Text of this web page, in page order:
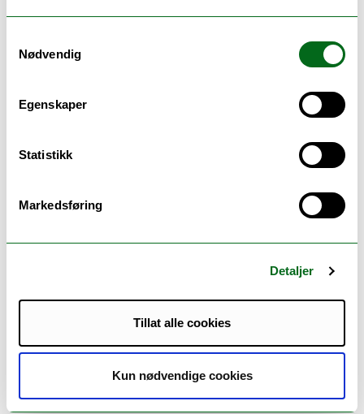
Nødvendig
Egenskaper
Statistikk
Markedsføring
Detaljer
Tillat alle cookies
Kun nødvendige cookies
Last nedframlegg (PHD-U 4/19)
Vis vedlegg
Oppnevning av bedømmelseskomite
samfunnsvitenskap - Kanako Uzawa
Til stede på møtet:
Ann Therese Lotherington (LEDER)